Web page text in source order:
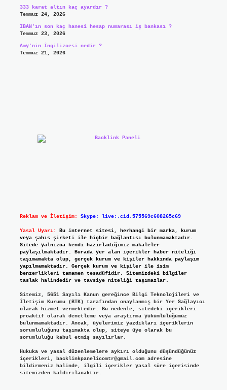
333 karat altın kaç ayardır ?
Temmuz 24, 2026
IBAN’ın son kaç hanesi hesap numarası iş bankası ?
Temmuz 23, 2026
Amy’nin İngilizcesi nedir ?
Temmuz 21, 2026
Reklam ve İletişim: Skype: live:.cid.575569c608265c69
Yasal Uyarı:
Bu internet sitesi, herhangi bir marka, kurum
veya şahıs şirketi ile hiçbir bağlantısı bulunmamaktadır.
Sitede yalnızca kendi hazırladığımız makaleler
paylaşılmaktadır. Burada yer alan içerikler haber niteliği
taşımamakta olup, gerçek kurum ve kişiler hakkında paylaşım
yapılmamaktadır. Gerçek kurum ve kişiler ile isim
benzerlikleri tamamen tesadüfidir. Sitemizdeki bilgiler
taslak halindedir ve tavsiye niteliği taşımazlar.
Sitemiz, 5651 Sayılı Kanun gereğince Bilgi Teknolojileri ve
İletişim Kurumu (BTK) tarafından onaylanmış bir Yer Sağlayıcı
olarak hizmet vermektedir. Bu nedenle, sitedeki içerikleri
proaktif olarak denetleme veya araştırma yükümlülüğümüz
bulunmamaktadır. Ancak, üyelerimiz yazdıkları içeriklerin
sorumluluğunu taşımakta olup, siteye üye olarak bu
sorumluluğu kabul etmiş sayılırlar.
Hukuka ve yasal düzenlemelere aykırı olduğunu düşündüğünüz
içerikleri, backlinkpanelicomtr@gmail.comadresine
bildirmeniz halinde, ilgili içerikler yasal süre içerisinde
sitemizden kaldırılacaktır.